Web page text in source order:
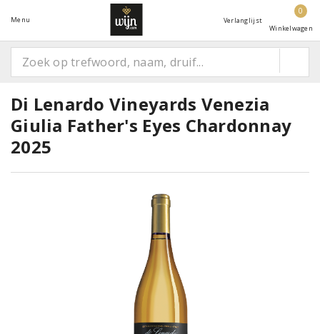
Menu Verlanglijst
0
Winkelwagen
Di Lenardo Vineyards Venezia
Giulia Father's Eyes Chardonnay
2025